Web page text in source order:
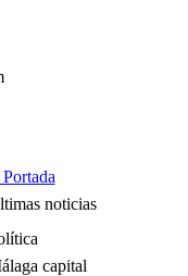
noticias
capital